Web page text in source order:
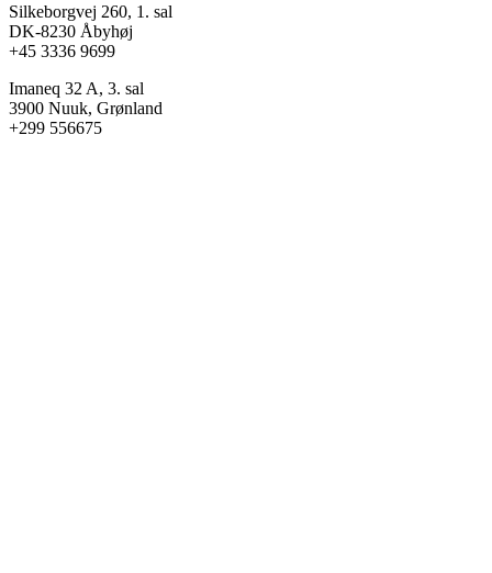
Silkeborgvej 260, 1. sal
DK-8230 Åbyhøj
+45 3336 9699
Imaneq 32 A, 3. sal
3900 Nuuk, Grønland
+299 556675